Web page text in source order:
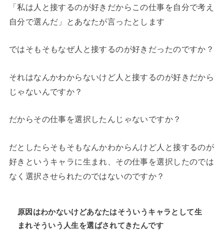
「私は人と接するのが好きだからこの仕事を自分で考え
自分で選んだ」とあなたが言ったとします
ではそもそもなぜ人と接するのが好きだったのですか？
それはなんかわからないけど人と接するのが好きだから
じゃないんですか？
だからその仕事を選択したんじゃないですか？
だとしたらそもそもなんかわからんけど人と接するのが
好きというキャラに生まれ、その仕事を選択したのでは
なく選択させられたのではないのですか？
原因はわかないけどあなたはそういうキャラとして生
まれそういう人生を選ばされてきたんです